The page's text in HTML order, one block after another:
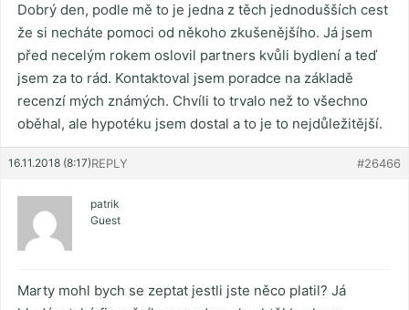
Dobrý den, podle mě to je jedna z těch jednodušších cest
že si necháte pomoci od někoho zkušenějšího. Já jsem
před necelým rokem oslovil partners kvůli bydlení a teď
jsem za to rád. Kontaktoval jsem poradce na základě
recenzí mých známých. Chvíli to trvalo než to všechno
oběhal, ale hypotéku jsem dostal a to je to nejdůležitější.
16.11.2018 (8:17) #26466
REPLY
patrik
Guest
Marty mohl bych se zeptat jestli jste něco platil? Já